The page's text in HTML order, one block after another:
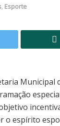
, Esporte
Municipal
o espírito